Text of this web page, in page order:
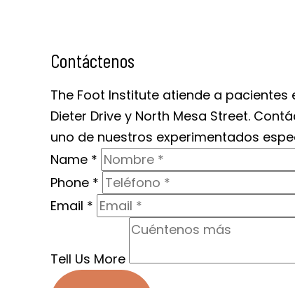
Contáctenos
The Foot Institute atiende a pacientes
Dieter Drive y North Mesa Street.
uno de nuestros experimentados
Name *
Phone *
Email *
Tell Us More